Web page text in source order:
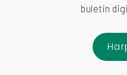
buletin